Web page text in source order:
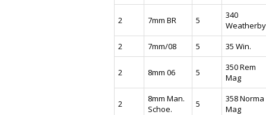
2 7mm BR 5
340
Weatherby
2
7mm/08 5 35 Win.
2 8mm 06 5
350 Rem
Mag
2
8mm Man.
Schoe.
5
358 Norma
Mag